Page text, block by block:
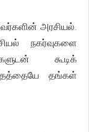
அரசியல்.
நகர்வுகளை
கூடிக்
தங்கள்